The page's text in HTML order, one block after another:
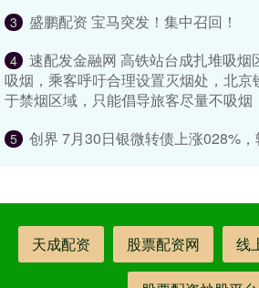
3 盛鹏配资 宝马突发！集中召回！
4
速配发金融网 高铁站台成扎堆吸烟
吸烟，乘客呼吁合理设置灭烟处，北京
于禁烟区域，只能倡导旅客尽量不吸烟
5 创界 7月30日银微转债上涨028%
天成配资 股票配资网 线